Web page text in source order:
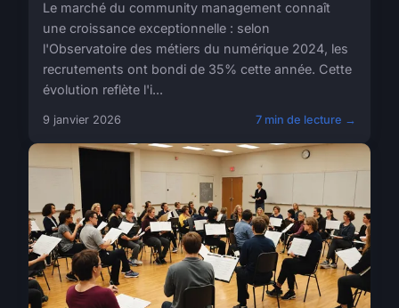
Le marché du community management connaît
une croissance exceptionnelle : selon
l'Observatoire des métiers du numérique 2024, les
recrutements ont bondi de 35% cette année. Cette
évolution reflète l'i...
9 janvier 2026 7 min de lecture →